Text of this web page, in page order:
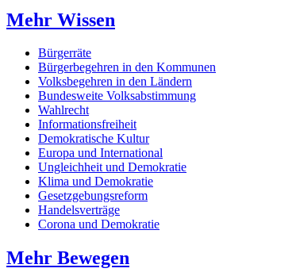
Mehr Wissen
Bürgerräte
Bürgerbegehren in den Kommunen
Volksbegehren in den Ländern
Bundesweite Volksabstimmung
Wahlrecht
Informationsfreiheit
Demokratische Kultur
Europa und International
Ungleichheit und Demokratie
Klima und Demokratie
Gesetzgebungsreform
Handelsverträge
Corona und Demokratie
Mehr Bewegen